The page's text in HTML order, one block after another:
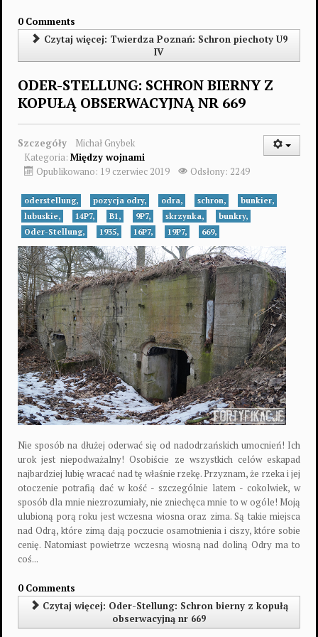
0 Comments
Czytaj więcej: Twierdza Poznań: Schron piechoty U9
IV
ODER-STELLUNG: SCHRON BIERNY Z
KOPUŁĄ OBSERWACYJNĄ NR 669
Szczegóły
Michał Gnybek
Kategoria: Między wojnami
Opublikowano: 19 czerwiec 2019
Odsłony: 2249
oderstellung, pozycja odry, odra, schron,
bunkier,
lubuskie,
14P7, B1, 9P7, skrzynka,
bunkry,
Oder-Stellung,
1935, 16P7, 19P7, 669,
Nie sposób na dłużej oderwać się od nadodrzańskich umocnień! Ich
urok jest niepodważalny! Osobiście ze wszystkich celów eskapad
najbardziej lubię wracać nad tę właśnie rzekę. Przyznam, że rzeka i jej
otoczenie potrafią dać w kość - szczególnie latem - cokolwiek, w
sposób dla mnie niezrozumiały, nie zniechęca mnie to w ogóle! Moją
ulubioną porą roku jest wczesna wiosna oraz zima. Są takie miejsca
nad Odrą, które zimą dają poczucie osamotnienia i ciszy, które sobie
cenię. Natomiast powietrze wczesną wiosną nad doliną Odry ma to
coś...
0 Comments
Czytaj więcej: Oder-Stellung: Schron bierny z kopułą
obserwacyjną nr 669